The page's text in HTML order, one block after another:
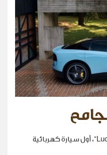
كشفت شركةFerrari عن سيارة“Luce”، أول سيارة كهربائية